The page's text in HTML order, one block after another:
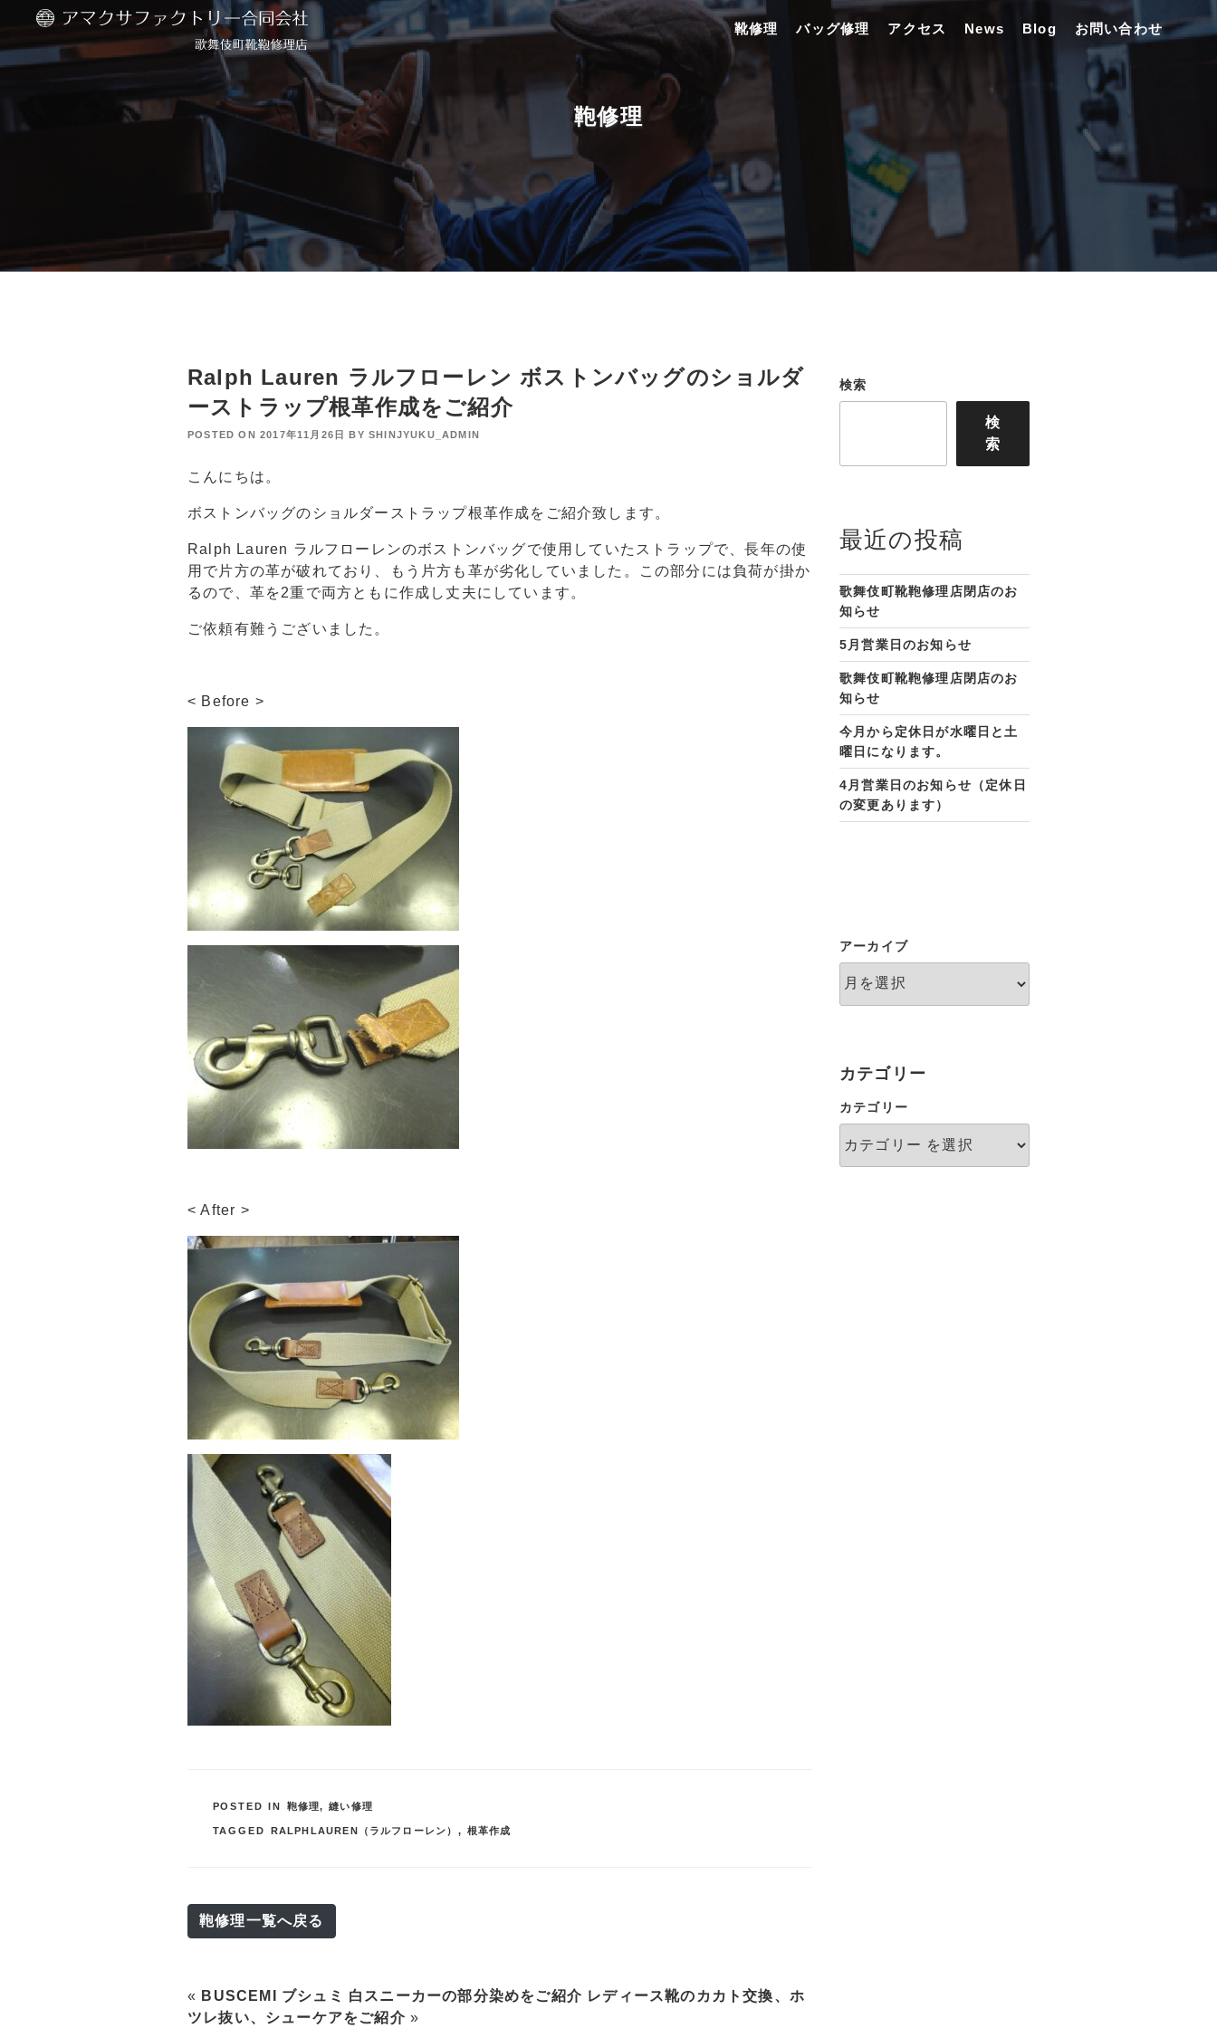
靴修理 バッグ修理 アクセス News Blog お問い合わせ
鞄修理
Ralph Lauren ラルフローレン ボストンバッグのショルダ
ーストラップ根革作成をご紹介
POSTED ON 2017年11月26日 BYSHINJYUKU_ADMIN
こんにちは。
ボストンバッグのショルダーストラップ根革作成をご紹介致します。
Ralph Lauren ラルフローレンのボストンバッグで使用していたストラップで、長年の使
用で片方の革が破れており、もう片方も革が劣化していました。この部分には負荷が掛か
るので、革を2重で両方ともに作成し丈夫にしています。
ご依頼有難うございました。
< Before >
< After >
POSTED IN 鞄修理,縫い修理
TAGGED RALPHLAUREN（ラルフローレン） , 根革作成
鞄修理一覧へ戻る
« BUSCEMI ブシュミ 白スニーカーの部分染めをご紹介 レディース靴のカカト交換、ホ
ツレ抜い、シューケアをご紹介 »
検索
検
索
最近の投稿
歌舞伎町靴鞄修理店閉店のお
知らせ
5月営業日のお知らせ
歌舞伎町靴鞄修理店閉店のお
知らせ
今月から定休日が水曜日と土
曜日になります。
4月営業日のお知らせ（定休日
の変更あります）
アーカイブ
カテゴリー
カテゴリー